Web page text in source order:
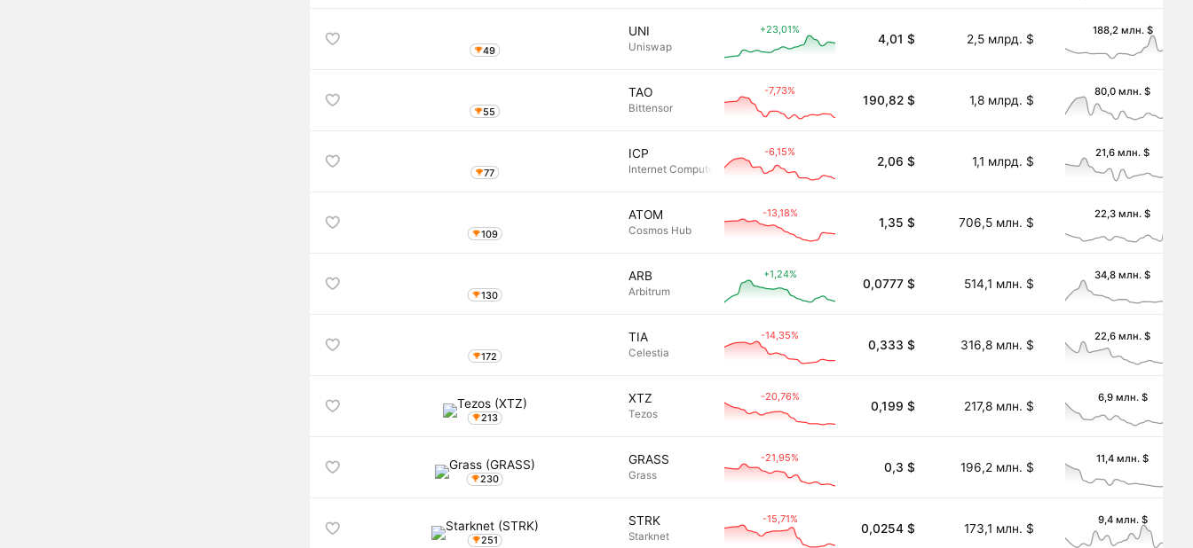
49
UNI
Uniswap
+23,01%
4,01 $ 2,5 млрд. $
188,2 млн. $
55
TAO
Bittensor
-7,73%
190,82 $ 1,8 млрд. $
80,0 млн. $
77
ICP
Internet Computer
-6,15%
2,06 $ 1,1 млрд. $
21,6 млн. $
109
ATOM
Cosmos Hub
-13,18%
1,35 $ 706,5 млн. $
22,3 млн. $
130
ARB
Arbitrum
+1,24%
0,0777 $ 514,1 млн. $
34,8 млн. $
172
TIA
Celestia
-14,35%
0,333 $ 316,8 млн. $
22,6 млн. $
213
XTZ
Tezos
-20,76%
0,199 $ 217,8 млн. $
6,9 млн. $
230
GRASS
Grass
-21,95%
0,3 $ 196,2 млн. $
11,4 млн. $
251
STRK
Starknet
-15,71%
0,0254 $ 173,1 млн. $
9,4 млн. $